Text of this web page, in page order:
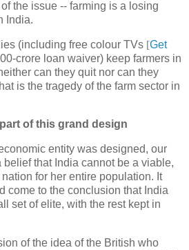
the issue -- farming is a losing
India.
(including free colour TVs [Get
crore loan waiver) keep farmers in
can they quit nor can they
is the tragedy of the farm sector in
of this grand design
entity was designed, our
that India cannot be a viable,
for her entire population. It
come to the conclusion that India
set of elite, with the rest kept in
of the idea of the British who